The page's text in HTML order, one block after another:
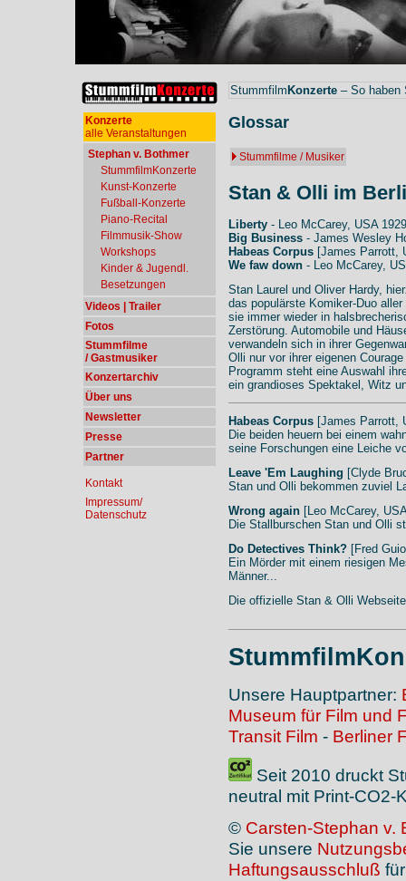
Konzerte
alle Veranstaltungen
Stephan v. Bothmer
StummfilmKonzerte
Kunst-Konzerte
Fußball-Konzerte
Piano-Recital
Filmmusik-Show
Workshops
Kinder & Jugendl.
Besetzungen
Videos | Trailer
Fotos
Stummfilme
/ Gastmusiker
Konzertarchiv
Über uns
Newsletter
Presse
Partner
Kontakt
Impressum/
Datenschutz
Stummfilm Konzerte – So haben
Glossar
Stummfilme / Musiker
Stan & Olli im
Liberty - Leo McCarey, USA 1929
Big Business - James Wesley
Habeas Corpus [James Parrott,
We faw down - Leo McCarey,
Stan Laurel und Oliver Hardy,
das populärste Komiker-Duo
sie immer wieder in
Zerstörung. Automobile und
verwandeln sich in ihrer
Olli nur vor ihrer eigenen
Programm steht eine Auswahl
ein grandioses Spektakel, Witz
Habeas Corpus [James Parrott,
Die beiden heuern bei einem
seine Forschungen eine Leiche
Leave 'Em Laughing [Clyde
Stan und Olli bekommen zuviel
Wrong again [Leo McCarey,
Die Stallburschen Stan und Olli
Do Detectives Think? [Fred
Ein Mörder mit einem riesigen
Männer...
Die offizielle Stan & Olli
Unsere Hauptpartner:
Museum für Film und
Transit Film - Berliner
Seit 2010 druckt
neutral mit Print-CO2-
© Carsten-Stephan v.
Sie unsere
Haftungsausschluß